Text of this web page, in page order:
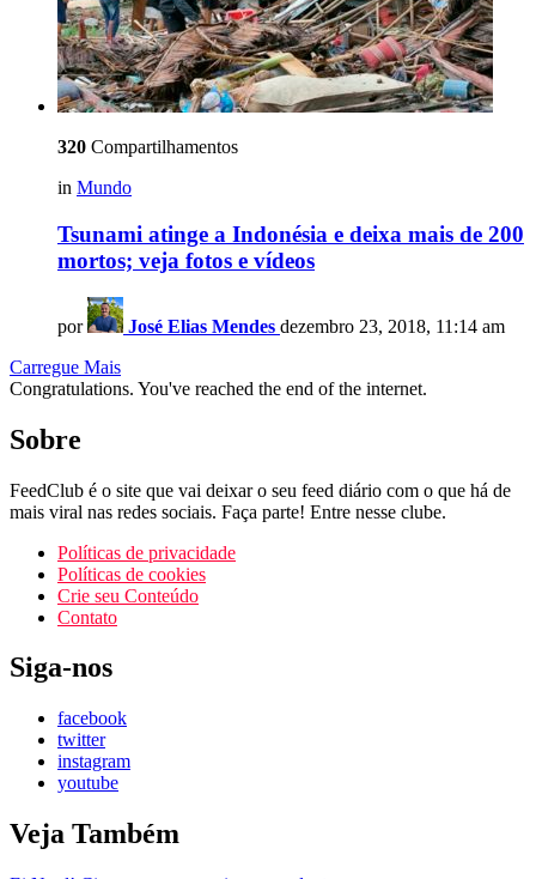
320 Compartilhamentos
in Mundo
Tsunami atinge a Indonésia e deixa mais de 200
mortos; veja fotos e vídeos
por José Elias Mendes dezembro 23, 2018, 11:14 am
Carregue Mais
Congratulations. You've reached the end of the internet.
Sobre
FeedClub é o site que vai deixar o seu feed diário com o que há de
mais viral nas redes sociais. Faça parte! Entre nesse clube.
Políticas de privacidade
Políticas de cookies
Crie seu Conteúdo
Contato
Siga-nos
facebook
twitter
instagram
youtube
Veja Também